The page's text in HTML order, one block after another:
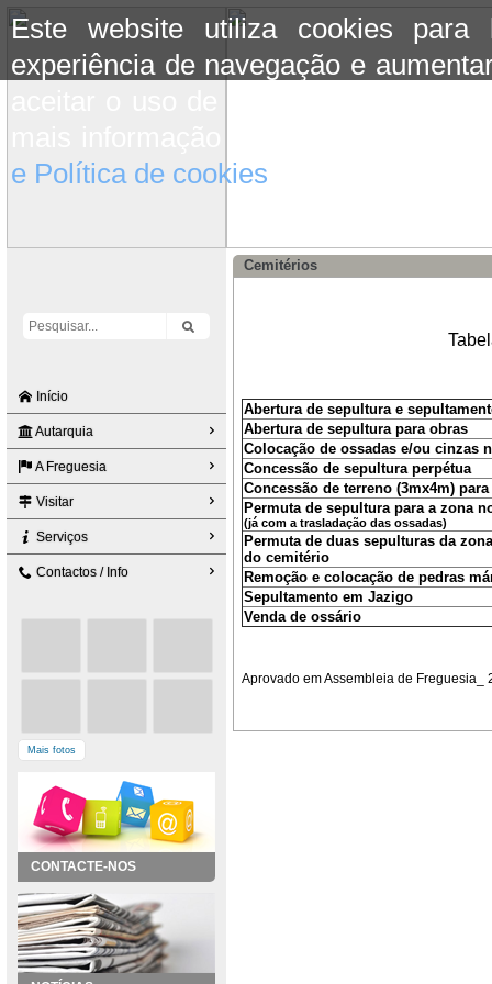
Este website utiliza cookies para
experiência de navegação e
e Política de cookies
Início
Autarquia
A Freguesia
Visitar
Serviços
Contactos / Info
Mais fotos
CONTACTE-NOS
Cemitérios
Abertura de sepultura e
Abertura de sepultura para obras
Colocação de ossadas e/ou cinzas
Concessão de sepultura perpétua
Concessão de terreno (3mx4m)
Permuta de sepultura para a zona
(já com a trasladação das ossadas)
Permuta de duas sepulturas da
do cemitério
Remoção e colocação de pedras
Sepultamento em Jazigo
Venda de ossário
Aprovado em Assembleia de Freguesia_